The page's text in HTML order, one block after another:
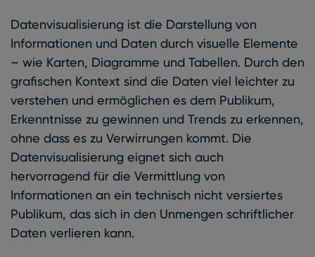
Datenvisualisierung ist die Darstellung von
Informationen und Daten durch visuelle Elemente
– wie Karten, Diagramme und Tabellen. Durch den
grafischen Kontext sind die Daten viel leichter zu
verstehen und ermöglichen es dem Publikum,
Erkenntnisse zu gewinnen und Trends zu erkennen,
ohne dass es zu Verwirrungen kommt. Die
Datenvisualisierung eignet sich auch
hervorragend für die Vermittlung von
Informationen an ein technisch nicht versiertes
Publikum, das sich in den Unmengen schriftlicher
Daten verlieren kann.